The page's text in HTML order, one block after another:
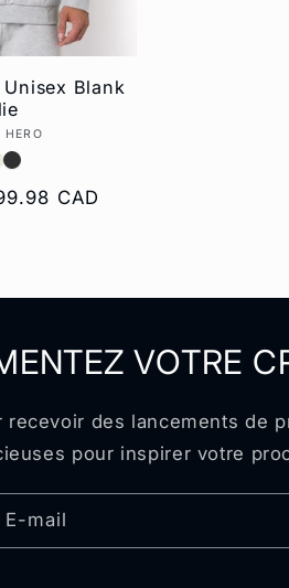
Unisex Blank
:
CAD
VOTRE
recevoir des lancements de
pour inspirer votre
E-mail